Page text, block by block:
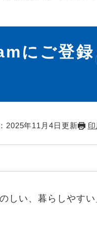
にご登録
2025年11月4日更新
しい、暮らしやすい